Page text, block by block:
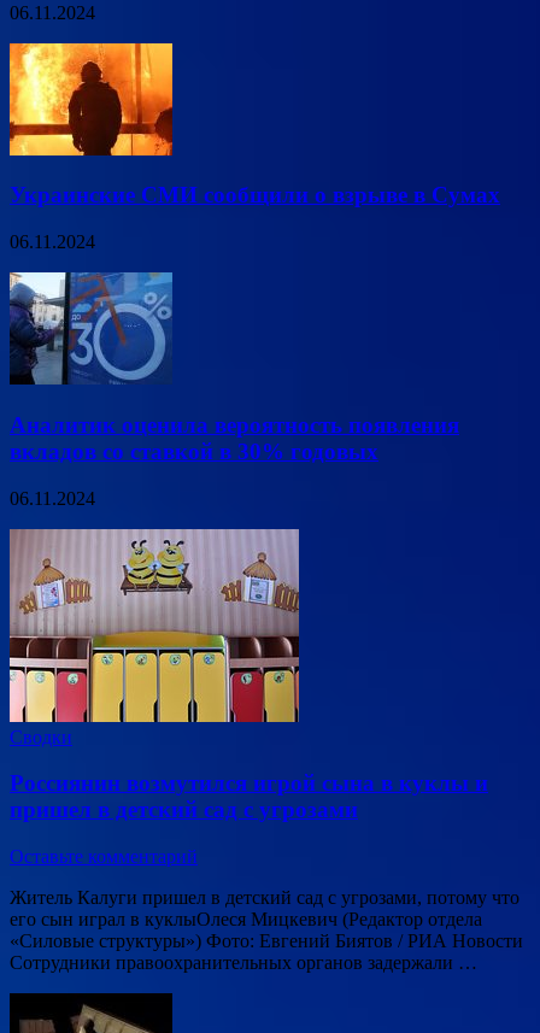
06.11.2024
Украинские СМИ сообщили о взрыве в Сумах
06.11.2024
Аналитик оценила вероятность появления
вкладов со ставкой в 30% годовых
06.11.2024
Сводки
Россиянин возмутился игрой сына в куклы и
пришел в детский сад с угрозами
Оставьте комментарий
Житель Калуги пришел в детский сад с угрозами, потому что
его сын играл в куклыОлеся Мицкевич (Редактор отдела
«Силовые структуры») Фото: Евгений Биятов / РИА Новости
Сотрудники правоохранительных органов задержали …